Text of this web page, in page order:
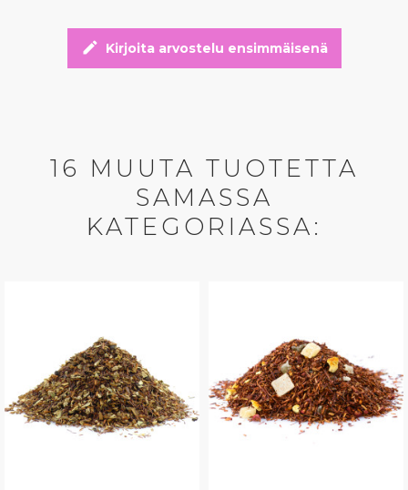
edit Kirjoita arvostelu ensimmäisenä
16 MUUTA TUOTETTA
SAMASSA
KATEGORIASSA: